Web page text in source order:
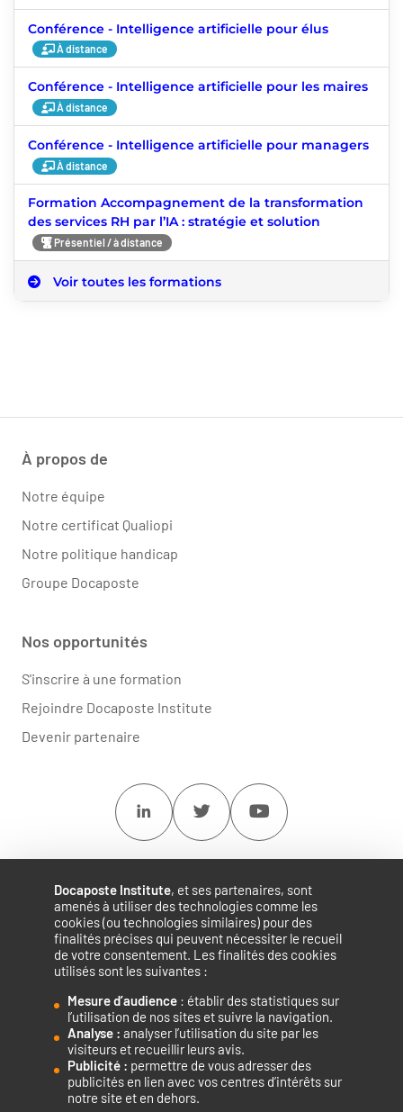
Docaposte Institute, et ses partenaires, sont
amenés à utiliser des technologies comme les
cookies (ou technologies similaires) pour des
finalités précises qui peuvent nécessiter le recueil
de votre consentement. Les finalités des cookies
utilisés sont les suivantes :
Mesure d’audience : établir des statistiques sur
l’utilisation de nos sites et suivre la navigation.
Analyse : analyser l’utilisation du site par les
visiteurs et recueillir leurs avis.
Publicité : permettre de vous adresser des
publicités en lien avec vos centres d’intérêts sur
notre site et en dehors.
Conférence - Intelligence artificielle pour élus
À distance
Conférence - Intelligence artificielle pour les maires
À distance
Conférence - Intelligence artificielle pour managers
À distance
Formation Accompagnement de la transformation
des services RH par l’IA : stratégie et solution
Présentiel / à distance
Voir toutes les formations
Accélérateur de compétences numériques.
À propos de
Notre équipe
Notre certificat Qualiopi
Notre politique handicap
Groupe Docaposte
Nos opportunités
S'inscrire à une formation
Rejoindre Docaposte Institute
Devenir partenaire
Linkedin Twitter Youtube